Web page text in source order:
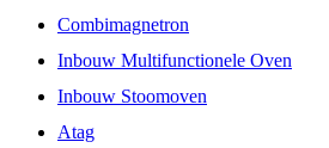
Combimagnetron
Inbouw Multifunctionele Oven
Inbouw Stoomoven
Atag